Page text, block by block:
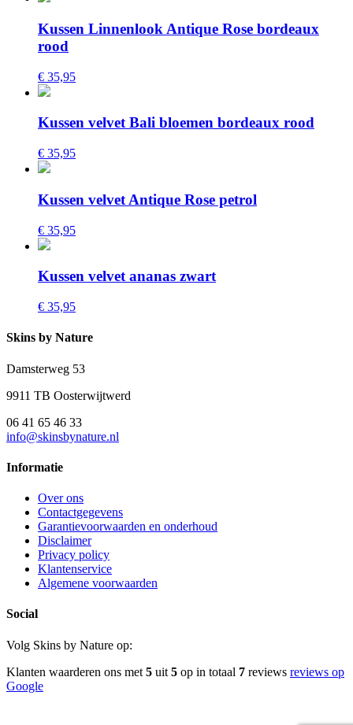
Kussen Linnenlook Antique Rose bordeaux
rood
€ 35,95
Kussen velvet Bali bloemen bordeaux rood
€ 35,95
Kussen velvet Antique Rose petrol
€ 35,95
Kussen velvet ananas zwart
€ 35,95
Skins by Nature
Damsterweg 53
9911 TB Oosterwijtwerd
06 41 65 46 33
info@skinsbynature.nl
Informatie
Over ons
Contactgegevens
Garantievoorwaarden en onderhoud
Disclaimer
Privacy policy
Klantenservice
Algemene voorwaarden
Social
Volg Skins by Nature op:
Klanten waarderen ons met 5 uit 5 op in totaal 7 reviews reviews op
Google